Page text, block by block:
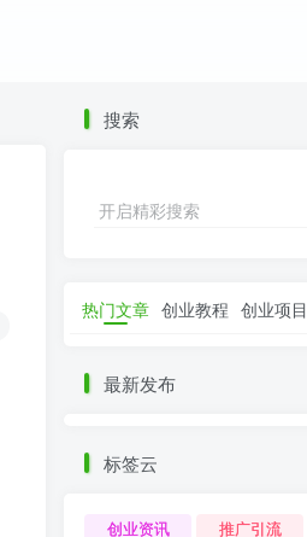
搜索
开启精彩搜索
热门文章 创业教程 创业项目
最新发布
标签云
创业资讯 推广引流